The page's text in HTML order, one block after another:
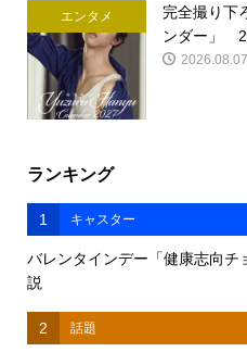
エンタメ
完全撮り下
ンダー」
2026.08.07
ランキング
1 キャスター
バレンタインデー「健康志向
説
2 話題